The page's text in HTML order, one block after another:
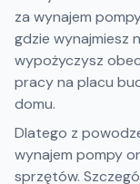
za wynajem
gdzie wynajmiesz
wypożyczysz
pracy na placu
domu.
Dlatego z
wynajem pompy
sprzętów.